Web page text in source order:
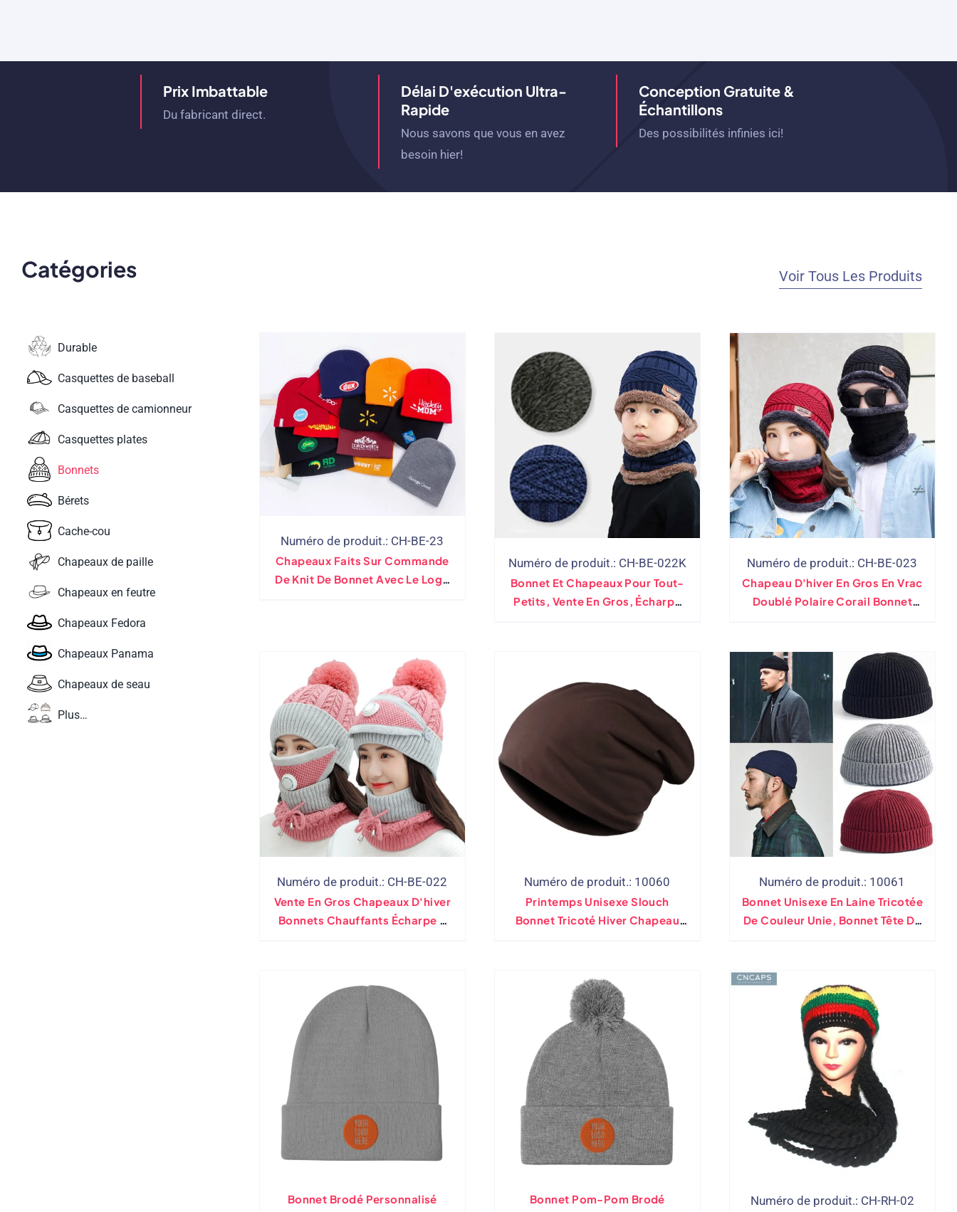
Prix ​​imbattable
Du fabricant direct.
Délai D'exécution Ultra-
Rapide
Nous savons que vous en avez
besoin hier!
Conception Gratuite &
Échantillons
Des possibilités infinies ici!
Catégories Voir Tous Les Produits
Durable
Casquettes de baseball
Casquettes de camionneur
Casquettes plates
Bonnets
Bérets
Cache-cou
Chapeaux de paille
Chapeaux en feutre
Chapeaux Fedora
Chapeaux Panama
Chapeaux de seau
Plus…
Numéro de produit.: CH-BE-23
Chapeaux Faits Sur Commande
De Knit De Bonnet Avec Le Logo
Numéro de produit.: CH-BE-022K
Bonnet Et Chapeaux Pour Tout-
Petits, Vente En Gros, Écharpe
Numéro de produit.: CH-BE-023
Chapeau D'hiver En Gros En Vrac
Doublé Polaire Corail Bonnet
Numéro de produit.: CH-BE-022
Vente En Gros Chapeaux D'hiver
Bonnets Chauffants Écharpe 3
Numéro de produit.: 10060
Printemps Unisexe Slouch
Bonnet Tricoté Hiver Chapeau
Numéro de produit.: 10061
Bonnet Unisexe En Laine Tricotée
De Couleur Unie, Bonnet Tête De
Bonnet Brodé Personnalisé
Bonnet Pom-Pom Brodé
Numéro de produit.: CH-RH-02